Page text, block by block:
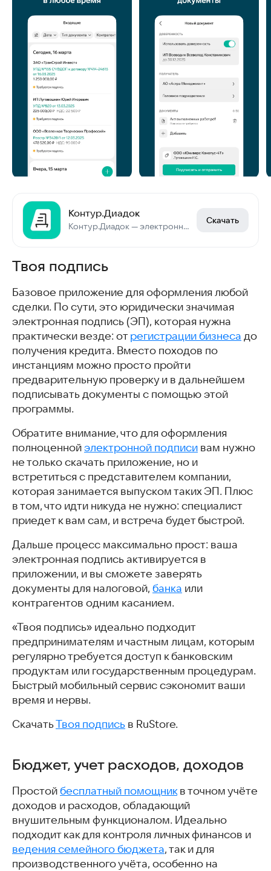
Контур.Диадок
Контур.Диадок — электронный документооборот
Скачать
Твоя подпись
Базовое приложение для оформления любой
сделки. По сути, это юридически значимая
электронная подпись (ЭП), которая нужна
практически везде: от регистрации бизнеса до
получения кредита. Вместо походов по
инстанциям можно просто пройти
предварительную проверку и в дальнейшем
подписывать документы с помощью этой
программы.
Обратите внимание, что для оформления
полноценной электронной подписи вам нужно
не только скачать приложение, но и
встретиться с представителем компании,
которая занимается выпуском таких ЭП. Плюс
в том, что идти никуда не нужно: специалист
приедет к вам сам, и встреча будет быстрой.
Дальше процесс максимально прост: ваша
электронная подпись активируется в
приложении, и вы сможете заверять
документы для налоговой, банка или
контрагентов одним касанием.
«Твоя подпись» идеально подходит
предпринимателям и частным лицам, которым
регулярно требуется доступ к банковским
продуктам или государственным процедурам.
Быстрый мобильный сервис сэкономит ваши
время и нервы.
СкачатьТвоя подпись в RuStore.
Бюджет, учет расходов, доходов
Простой бесплатный помощникв точном учёте
доходов и расходов, обладающий
внушительным функционалом. Идеально
подходит как для контроля личных финансов и
ведения семейного бюджета, так и для
производственного учёта, особенно на